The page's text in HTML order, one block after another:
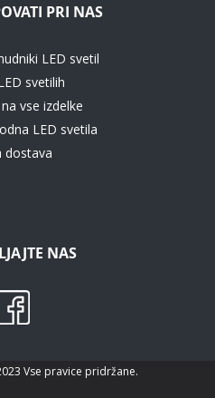
PRI NAS
LED svetil
svetilih
vse izdelke
LED svetila
dostava
NAS
Vse pravice pridržane.